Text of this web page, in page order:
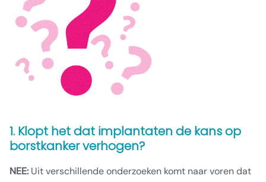
1. Klopt het dat implantaten de kans op
borstkanker verhogen?
NEE: Uit verschillende onderzoeken komt naar voren dat